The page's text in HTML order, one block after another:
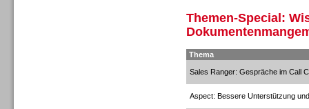
Themen-Special:
Thema
Sales Ranger: Gespräche im Call
Aspect: Bessere Unterstützung